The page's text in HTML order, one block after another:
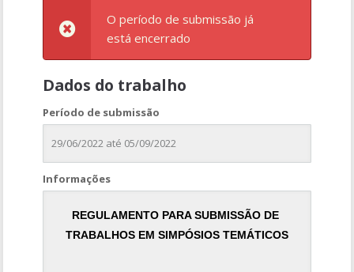
O período de submissão já
está encerrado
Dados do trabalho
Período de submissão
29/06/2022 até 05/09/2022
Informações
REGULAMENTO PARA SUBMISSÃO DE
TRABALHOS EM SIMPÓSIOS TEMÁTICOS